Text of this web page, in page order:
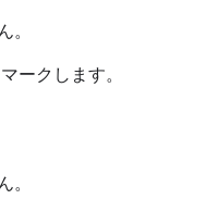
。
ークします。
。